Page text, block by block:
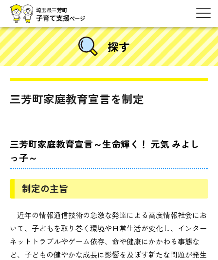
探す
三芳町家庭教育宣言を制定
三芳町家庭教育宣言～生命輝く！ 元気 みよし
っ子～
制定の主旨
近年の情報通信技術の急激な発達による高度情報社会にお
いて、子どもを取り巻く環境や日常生活が変化し、インター
ネットトラブルやゲーム依存、命や健康にかかわる事態な
ど、子どもの健やかな成長に影響を及ぼす新たな問題が発生